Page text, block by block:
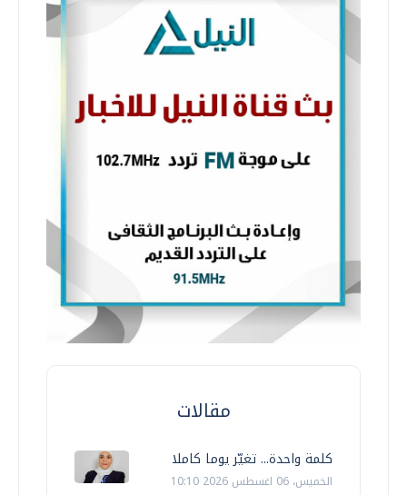
مقالات
كلمة واحدة... تغيّر يوما كاملا
الخميس، 06 اغسطس 2026 10:10